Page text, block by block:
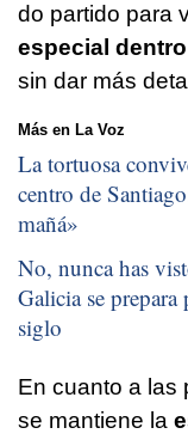
do partido para
especial dentro
sin dar más
Más en La Voz
La tortuosa
centro de
mañá»
No, nunca has
Galicia se
siglo
En cuanto a las
se mantiene la